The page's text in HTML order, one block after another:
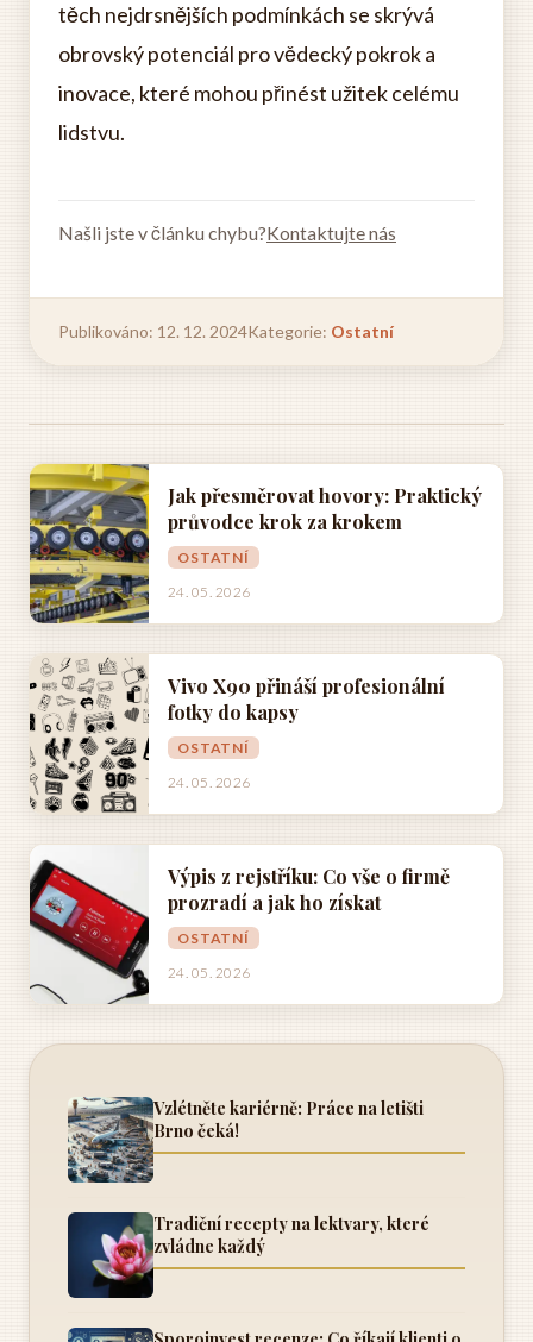
těch nejdrsnějších podmínkách se skrývá
obrovský potenciál pro vědecký pokrok a
inovace, které mohou přinést užitek celému
lidstvu.
Našli jste v článku chybu?Kontaktujte nás
Publikováno: 12. 12. 2024Kategorie: Ostatní
Jak přesměrovat hovory: Praktický
průvodce krok za krokem
OSTATNÍ
24. 05. 2026
Vivo X90 přináší profesionální
fotky do kapsy
OSTATNÍ
24. 05. 2026
Výpis z rejstříku: Co vše o firmě
prozradí a jak ho získat
OSTATNÍ
24. 05. 2026
Vzlétněte kariérně: Práce na letišti
Brno čeká!
Tradiční recepty na lektvary, které
zvládne každý